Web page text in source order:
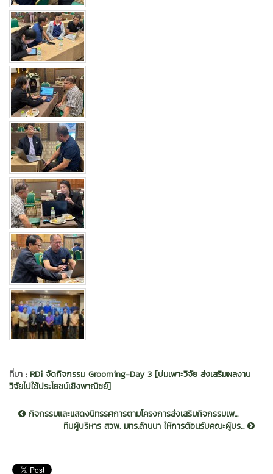
ที่มา : RDi จัดกิจกรรม Grooming-Day 3 [บ่มเพาะวิจัย ส่งเสริมผลงาน
วิจัยไปใช้ประโยชน์เชิงพาณิชย์]
กิจกรรมและแสดงนิทรรศการตามโครงการส่งเสริมกิจกรรมเพ...
ทีมผู้บริหาร สวพ. มทร.ล้านนา ให้การต้อนรับคณะผู้บร...